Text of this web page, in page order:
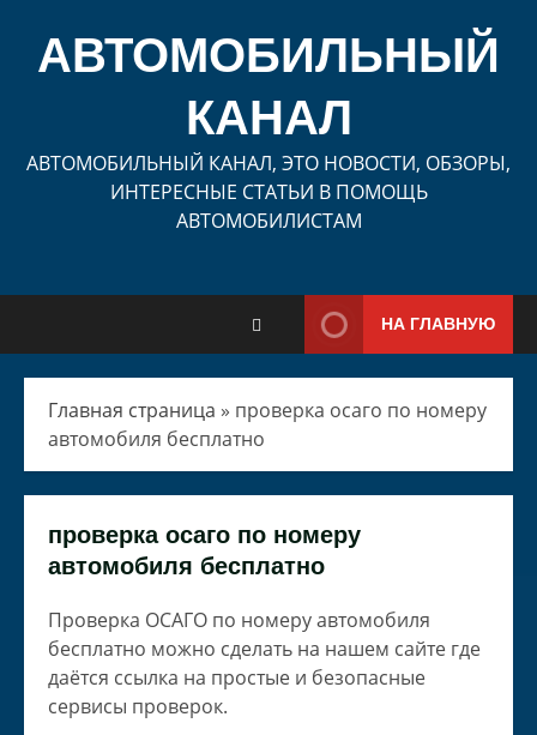
содержимому
АВТОМОБИЛЬНЫЙ
КАНАЛ
АВТОМОБИЛЬНЫЙ КАНАЛ, ЭТО НОВОСТИ, ОБЗОРЫ,
ИНТЕРЕСНЫЕ СТАТЬИ В ПОМОЩЬ
АВТОМОБИЛИСТАМ
НА ГЛАВНУЮ
Главная страница » проверка осаго по номеру
автомобиля бесплатно
проверка осаго по номеру
автомобиля бесплатно
Проверка ОСАГО по номеру автомобиля
бесплатно можно сделать на нашем сайте где
даётся ссылка на простые и безопасные
сервисы проверок.